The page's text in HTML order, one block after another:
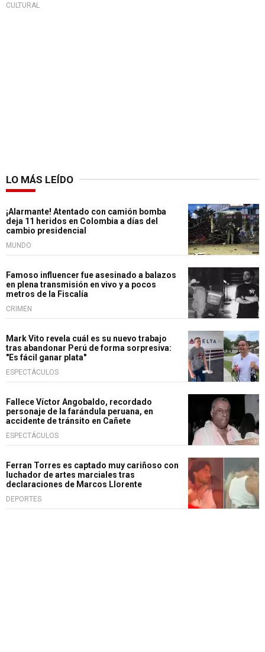
CULTURAL
LO MÁS LEÍDO
¡Alarmante! Atentado con camión bomba
deja 11 heridos en Colombia a días del
cambio presidencial
MUNDO
Famoso influencer fue asesinado a balazos
en plena transmisión en vivo y a pocos
metros de la Fiscalía
CRIMEN
Mark Vito revela cuál es su nuevo trabajo
tras abandonar Perú de forma sorpresiva:
"Es fácil ganar plata"
ESPECTÁCULOS
Fallece Víctor Angobaldo, recordado
personaje de la farándula peruana, en
accidente de tránsito en Cañete
ESPECTÁCULOS
Ferran Torres es captado muy cariñoso con
luchador de artes marciales tras
declaraciones de Marcos Llorente
DEPORTES